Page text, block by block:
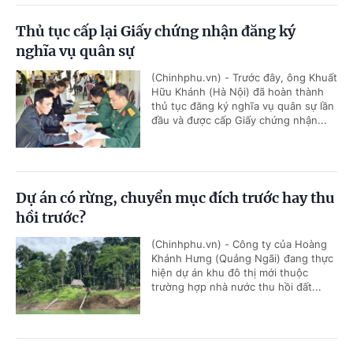
Thủ tục cấp lại Giấy chứng nhận đăng ký
nghĩa vụ quân sự
(Chinhphu.vn) - Trước đây, ông Khuất
Hữu Khánh (Hà Nội) đã hoàn thành
thủ tục đăng ký nghĩa vụ quân sự lần
đầu và được cấp Giấy chứng nhận...
Dự án có rừng, chuyển mục đích trước hay thu
hồi trước?
(Chinhphu.vn) - Công ty của Hoàng
Khánh Hưng (Quảng Ngãi) đang thực
hiện dự án khu đô thị mới thuộc
trường hợp nhà nước thu hồi đất...